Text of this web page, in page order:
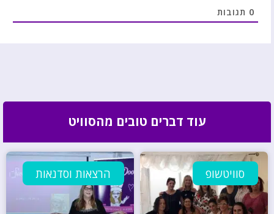
0 תגובות
עוד דברים טובים מהסוויט
סוויטשופ הרצאות וסדנאות